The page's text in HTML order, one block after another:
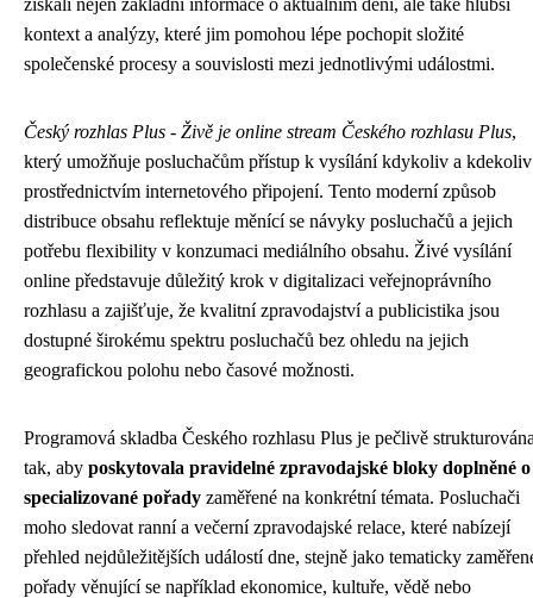
získali nejen základní informace o aktuálním dění, ale také hlubší
kontext a analýzy, které jim pomohou lépe pochopit složité
společenské procesy a souvislosti mezi jednotlivými událostmi.
Český rozhlas Plus - Živě je online stream Českého rozhlasu Plus,
který umožňuje posluchačům přístup k vysílání kdykoliv a kdekoliv
prostřednictvím internetového připojení. Tento moderní způsob
distribuce obsahu reflektuje měnící se návyky posluchačů a jejich
potřebu flexibility v konzumaci mediálního obsahu. Živé vysílání
online představuje důležitý krok v digitalizaci veřejnoprávního
rozhlasu a zajišťuje, že kvalitní zpravodajství a publicistika jsou
dostupné širokému spektru posluchačů bez ohledu na jejich
geografickou polohu nebo časové možnosti.
Programová skladba Českého rozhlasu Plus je pečlivě
tak, aby poskytovala pravidelné zpravodajské bloky doplněné o
specializované pořady zaměřené na konkrétní témata. Posluchači
moho sledovat ranní a večerní zpravodajské relace, které nabízejí
přehled nejdůležitějších událostí dne, stejně jako tematicky
pořady věnující se například ekonomice, kultuře, vědě nebo